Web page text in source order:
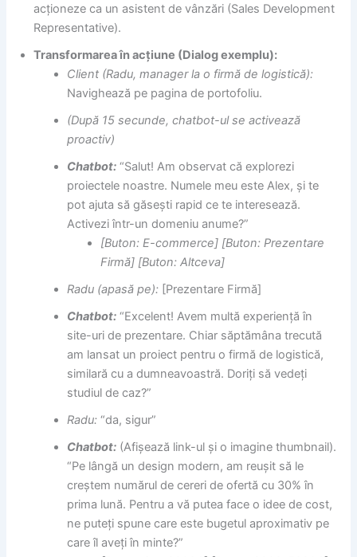
acționeze ca un asistent de vânzări (Sales Development
Representative).
Transformarea în acțiune (Dialog exemplu):
Client (Radu, manager la o firmă de logistică):
Navighează pe pagina de portofoliu.
(După 15 secunde, chatbot-ul se activează
proactiv)
Chatbot: “Salut! Am observat că explorezi
proiectele noastre. Numele meu este Alex, și te
pot ajuta să găsești rapid ce te interesează.
Activezi într-un domeniu anume?”
[Buton: E-commerce] [Buton: Prezentare
Firmă] [Buton: Altceva]
Radu (apasă pe): [Prezentare Firmă]
Chatbot: “Excelent! Avem multă experiență în
site-uri de prezentare. Chiar săptămâna trecută
am lansat un proiect pentru o firmă de logistică,
similară cu a dumneavoastră. Doriți să vedeți
studiul de caz?”
Radu: “da, sigur”
Chatbot: (Afișează link-ul și o imagine thumbnail).
“Pe lângă un design modern, am reușit să le
creștem numărul de cereri de ofertă cu 30% în
prima lună. Pentru a vă putea face o idee de cost,
ne puteți spune care este bugetul aproximativ pe
care îl aveți în minte?”